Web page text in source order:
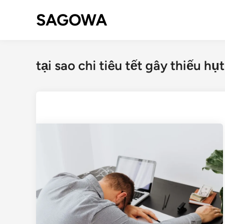
SAGOWA
tại sao chi tiêu tết gây thiếu hụt